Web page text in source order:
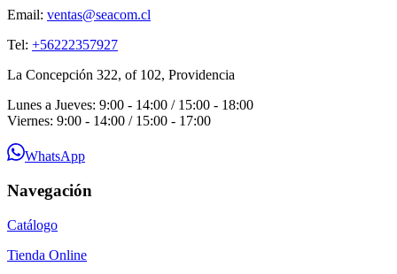
Email: ventas@seacom.cl
Tel: +56222357927
La Concepción 322, of 102, Providencia
Lunes a Jueves: 9:00 - 14:00 / 15:00 - 18:00
Viernes: 9:00 - 14:00 / 15:00 - 17:00
WhatsApp
Navegación
Catálogo
Tienda Online